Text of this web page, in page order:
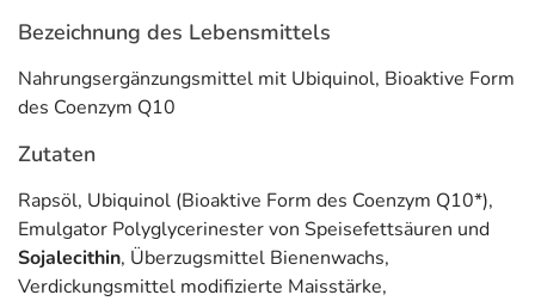
NaturaFit GmbH
Am Sandfeld 9-11
91341 Röttenbach
Informationen zu diesem Lebensmittel (wie z. B. Zutaten,
Allergene) sind bei den Lebensmittelangaben als pdf
Bezeichnung des Lebensmittels
Nahrungsergänzungsmittel mit Ubiquinol, Bioaktive Form
des Coenzym Q10
Zutaten
Rapsöl, Ubiquinol (Bioaktive Form des Coenzym Q10*),
Emulgator Polyglycerinester von Speisefettsäuren und
Sojalecithin, Überzugsmittel Bienenwachs,
Verdickungsmittel modifizierte Maisstärke,